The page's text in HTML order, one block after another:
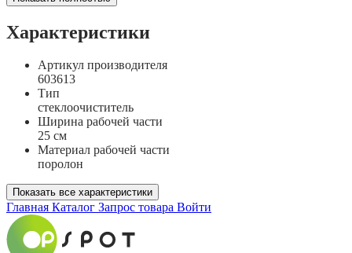
Характеристики
Артикул производителя
603613
Тип
стеклоочиститель
Ширина рабочей части
25 см
Материал рабочей части
поролон
Показать все характеристики
Главная Каталог Запрос товара Войти